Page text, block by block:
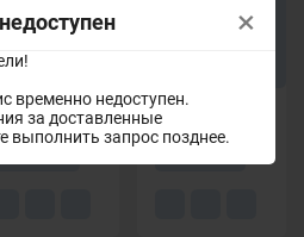
временно недоступен.
за доставленные
выполнить запрос позднее.
×